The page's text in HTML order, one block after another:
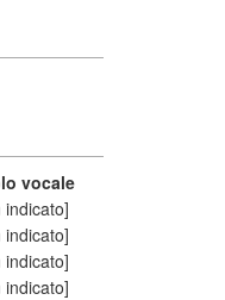
vocale
indicato]
indicato]
indicato]
indicato]